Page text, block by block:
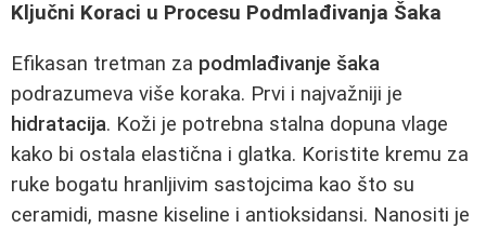
Ključni Koraci u Procesu Podmlađivanja Šaka
Efikasan tretman za podmlađivanje šaka
podrazumeva više koraka. Prvi i najvažniji je
hidratacija. Koži je potrebna stalna dopuna vlage
kako bi ostala elastična i glatka. Koristite kremu za
ruke bogatu hranljivim sastojcima kao što su
ceramidi, masne kiseline i antioksidansi. Nanositi je